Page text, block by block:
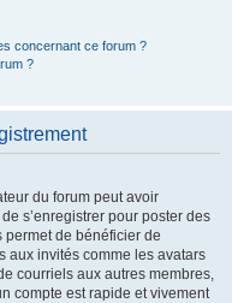
concernant ce forum ?
?
du forum peut avoir
s’enregistrer pour poster des
permet de bénéficier de
aux invités comme les avatars
courriels aux autres membres,
compte est rapide et vivement